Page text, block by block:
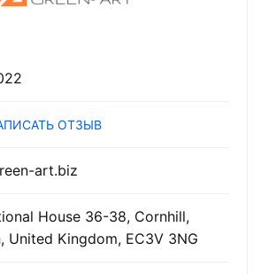
НАПИСАТЬ ОТЗЫВ
art.biz
House 36-38, Cornhill,
United Kingdom, EC3V 3NG